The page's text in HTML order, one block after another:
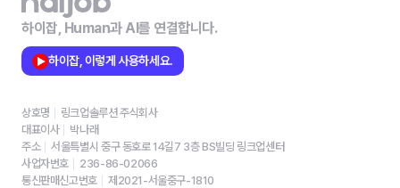
하이잡, Human과 AI를 연결합니다.
하이잡, 이렇게 사용하세요.
상호명
링크업솔루션 주식회사
대표이사
박나래
주소
서울특별시 중구 동호로 14길7 3층 BS빌딩 링크업센터
사업자번호
236-86-02066
통신판매신고번호
제2021-서울중구-1810